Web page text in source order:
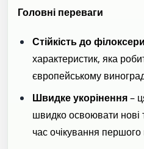
Головні переваги
Стійкість до
характеристик, яка
європейському
Швидке укорінення–
швидко освоювати нові
час очікування